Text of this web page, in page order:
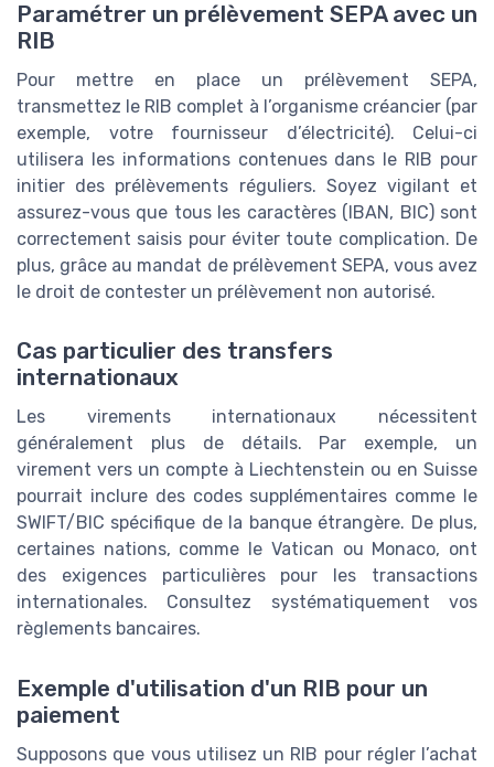
Paramétrer un prélèvement SEPA avec un
RIB
Pour mettre en place un prélèvement SEPA,
transmettez le RIB complet à l’organisme créancier (par
exemple, votre fournisseur d’électricité). Celui-ci
utilisera les informations contenues dans le RIB pour
initier des prélèvements réguliers. Soyez vigilant et
assurez-vous que tous les caractères (IBAN, BIC) sont
correctement saisis pour éviter toute complication. De
plus, grâce au mandat de prélèvement SEPA, vous avez
le droit de contester un prélèvement non autorisé.
Cas particulier des transfers
internationaux
Les virements internationaux nécessitent
généralement plus de détails. Par exemple, un
virement vers un compte à Liechtenstein ou en Suisse
pourrait inclure des codes supplémentaires comme le
SWIFT/BIC spécifique de la banque étrangère. De plus,
certaines nations, comme le Vatican ou Monaco, ont
des exigences particulières pour les transactions
internationales. Consultez systématiquement vos
règlements bancaires.
Exemple d'utilisation d'un RIB pour un
paiement
Supposons que vous utilisez un RIB pour régler l’achat